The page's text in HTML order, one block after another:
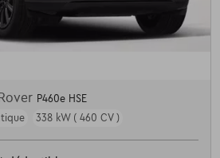
P460e HSE
338 kW ( 460 CV )